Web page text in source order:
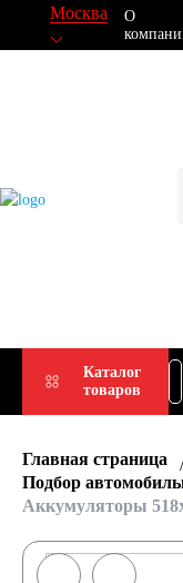
Москва
О
Каталог
товаров
Главная страница
Подбор
Аккумуляторы